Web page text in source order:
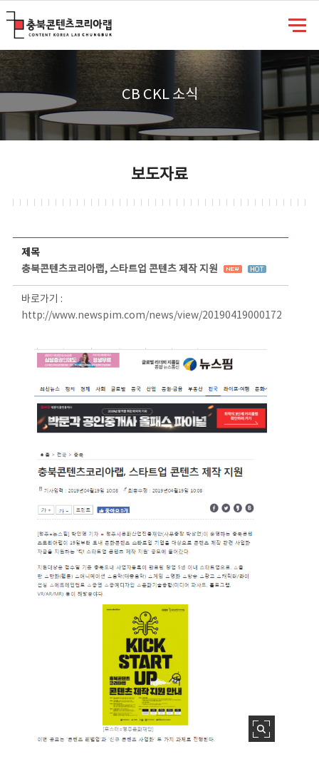
CB CKL 소식
보도자료
제목
충북콘텐츠코리아랩, 스타트업 콘텐츠 제작 지원
바로가기 :
http://www.newspim.com/news/view/20190419000172